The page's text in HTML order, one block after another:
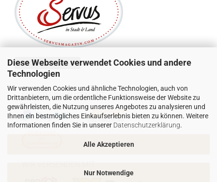
Diese Webseite verwendet Cookies und andere
Technologien
Wir verwenden Cookies und ähnliche Technologien, auch von
Drittanbietern, um die ordentliche Funktionsweise der Website zu
gewährleisten, die Nutzung unseres Angebotes zu analysieren und
Ihnen ein bestmögliches Einkaufserlebnis bieten zu können. Weitere
Informationen finden Sie in unserer Datenschutzerklärung.
Alle Akzeptieren
Nur Notwendige
Vertrag widerrufen
SICHER EINKAUFEN MIT: